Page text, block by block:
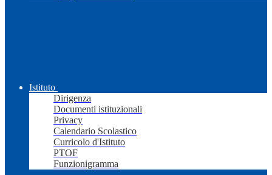
Istituto
Dirigenza
Documenti istituzionali
Privacy
Calendario Scolastico
Curricolo d'Istituto
PTOF
Funzionigramma